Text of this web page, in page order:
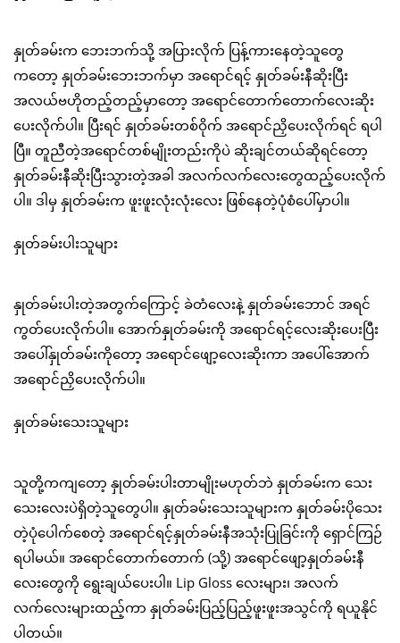
နှုတ်ခမ်းက ဘေးဘက်သို့ အပြားလိုက် ပြန့်ကားနေတဲ့သူတွေ
ကတော့ နှုတ်ခမ်းဘေးဘက်မှာ အရောင်ရင့် နှုတ်ခမ်းနီဆိုးပြီး
အလယ်ဗဟိုတည့်တည့်မှာတော့ အရောင်တောက်တောက်လေးဆိုး
ပေးလိုက်ပါ။ ပြီးရင် နှုတ်ခမ်းတစ်ဝိုက် အရောင်ညှိပေးလိုက်ရင် ရပါ
ပြီ။ တူညီတဲ့အရောင်တစ်မျိုးတည်းကိုပဲ ဆိုးချင်တယ်ဆိုရင်တော့
နှုတ်ခမ်းနီဆိုးပြီးသွားတဲ့အခါ အလက်လက်လေးတွေထည့်ပေးလိုက်
ပါ။ ဒါမှ နှုတ်ခမ်းက ဖူးဖူးလုံးလုံးလေး ဖြစ်နေတဲ့ပုံစံပေါ်မှာပါ။
နှုတ်ခမ်းပါးသူများ
နှုတ်ခမ်းပါးတဲ့အတွက်ကြောင့် ခဲတံလေးနဲ့ နှုတ်ခမ်းဘောင် အရင်
ကွတ်ပေးလိုက်ပါ။ အောက်နှုတ်ခမ်းကို အရောင်ရင့်လေးဆိုးပေးပြီး
အပေါ်နှုတ်ခမ်းကိုတော့ အရောင်ဖျော့လေးဆိုးကာ အပေါ်အောက်
အရောင်ညှိပေးလိုက်ပါ။
နှုတ်ခမ်းသေးသူများ
သူတို့ကကျတော့ နှုတ်ခမ်းပါးတာမျိုးမဟုတ်ဘဲ နှုတ်ခမ်းက သေး
သေးလေးပဲရှိတဲ့သူတွေပါ။ နှုတ်ခမ်းသေးသူများက နှုတ်ခမ်းပိုသေး
တဲ့ပုံပေါက်စေတဲ့ အရောင်ရင့်နှုတ်ခမ်းနီအသုံးပြုခြင်းကို ရှောင်ကြဉ်
ရပါမယ်။ အရောင်တောက်တောက် (သို့) အရောင်ဖျော့နှုတ်ခမ်းနီ
လေးတွေကို ရွေးချယ်ပေးပါ။ Lip Gloss လေးများ၊ အလက်
လက်လေးများထည့်ကာ နှုတ်ခမ်းပြည့်ပြည့်ဖူးဖူးအသွင်ကို ရယူနိုင်
ပါတယ်။